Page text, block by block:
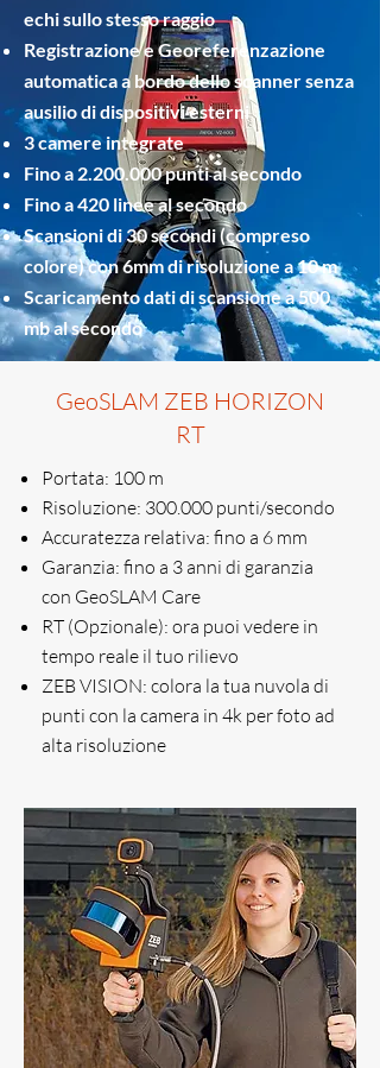
echi sullo stesso raggio
Registrazione e Georeferenzazione
automatica a bordo dello scanner senza
ausilio di dispositivi esterni
3 camere integrate
Fino a 2.200.000punti al secondo
Fino a 420 linee al secondo
Scansioni di 30 secondi (compreso
colore) con 6mm di risoluzione a 10 m
Scaricamento dati di scansione a 500
mb al secondo
GeoSLAM ZEB HORIZON
RT
Portata: 100 m
Risoluzione: 300.000 punti/secondo
Accuratezza relativa: fino a 6 mm
Garanzia: fino a 3 anni di garanzia
con GeoSLAM Care
RT (Opzionale): ora puoi vedere in
tempo reale il tuo rilievo
ZEB VISION: colora la tua nuvola di
punti con la camera in 4k per foto ad
alta risoluzione